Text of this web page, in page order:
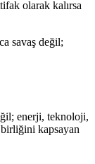
olarak kalırsa
savaş değil;
enerji, teknoloji,
kapsayan